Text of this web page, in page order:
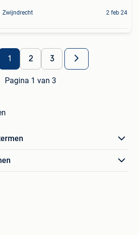
Zwijndrecht 2 feb 24
1 2 3
Pagina 1 van 3